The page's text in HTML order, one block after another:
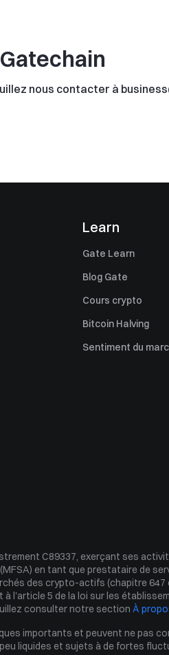
nous contacter à
Learn
Gate Learn
Blog Gate
Cours crypto
Bitcoin Halving
Sentiment du
C89337, exerçant ses
en tant que prestataire de
des crypto-actifs (chapitre 647
l'article 5 de la loi sur les
consulter notre section À
importants et peuvent ne pas
liquides et sujets à de fortes